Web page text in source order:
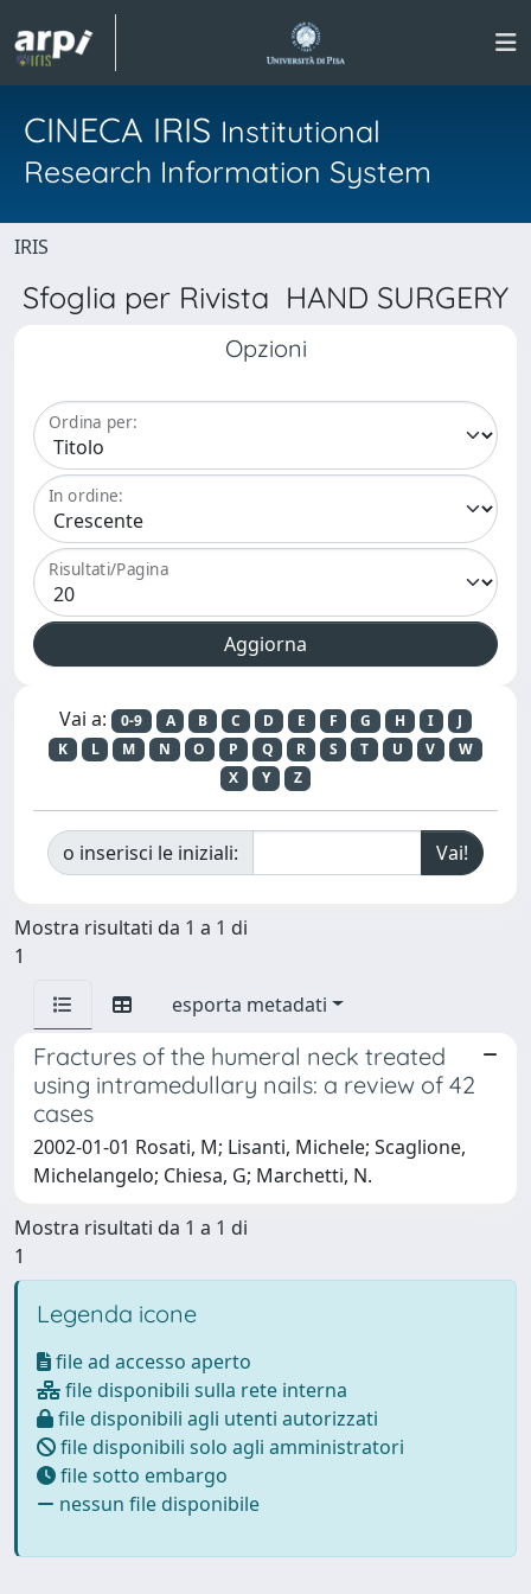
CINECA IRIS Institutional
Research Information System
IRIS
Sfoglia per Rivista HAND SURGERY
Opzioni
Ordina per:
In ordine:
Risultati/Pagina
Vai a: 0-9 A B C D E F G H I
J
K
L M N O P Q R S T U V
W
X
Y Z
o inserisci le iniziali:
Mostra risultati da 1 a 1 di
1
esporta metadati
Fractures of the humeral neck treated
using intramedullary nails: a review of 42
cases
2002-01-01 Rosati, M; Lisanti, Michele; Scaglione,
Michelangelo; Chiesa, G; Marchetti, N.
Mostra risultati da 1 a 1 di
1
Legenda icone
file ad accesso aperto
file disponibili sulla rete interna
file disponibili agli utenti autorizzati
file disponibili solo agli amministratori
file sotto embargo
nessun file disponibile